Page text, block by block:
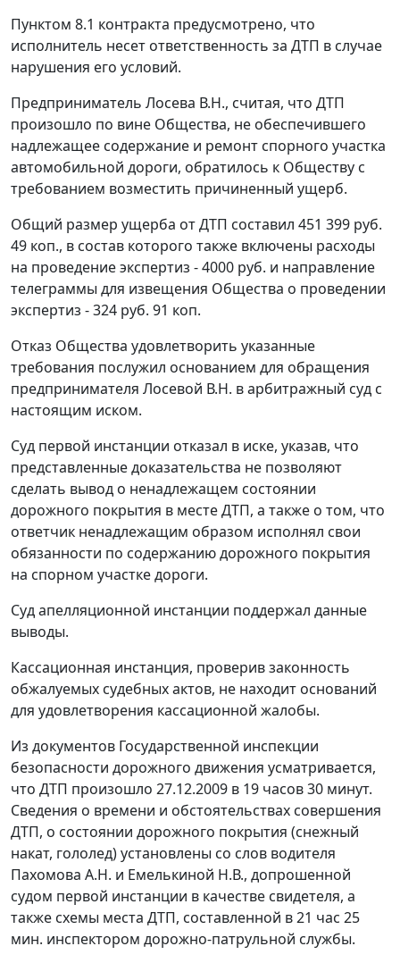
Пунктом 8.1 контракта предусмотрено, что
исполнитель несет ответственность за ДТП в случае
нарушения его условий.
Предприниматель Лосева В.Н., считая, что ДТП
произошло по вине Общества, не обеспечившего
надлежащее содержание и ремонт спорного участка
автомобильной дороги, обратилось к Обществу с
требованием возместить причиненный ущерб.
Общий размер ущерба от ДТП составил 451 399 руб.
49 коп., в состав которого также включены расходы
на проведение экспертиз - 4000 руб. и направление
телеграммы для извещения Общества о проведении
экспертиз - 324 руб. 91 коп.
Отказ Общества удовлетворить указанные
требования послужил основанием для обращения
предпринимателя Лосевой В.Н. в арбитражный суд с
настоящим иском.
Суд первой инстанции отказал в иске, указав, что
представленные доказательства не позволяют
сделать вывод о ненадлежащем состоянии
дорожного покрытия в месте ДТП, а также о том, что
ответчик ненадлежащим образом исполнял свои
обязанности по содержанию дорожного покрытия
на спорном участке дороги.
Суд апелляционной инстанции поддержал данные
выводы.
Кассационная инстанция, проверив законность
обжалуемых судебных актов, не находит оснований
для удовлетворения кассационной жалобы.
Из документов Государственной инспекции
безопасности дорожного движения усматривается,
что ДТП произошло 27.12.2009 в 19 часов 30 минут.
Сведения о времени и обстоятельствах совершения
ДТП, о состоянии дорожного покрытия (снежный
накат, гололед) установлены со слов водителя
Пахомова А.Н. и Емелькиной Н.В., допрошенной
судом первой инстанции в качестве свидетеля, а
также схемы места ДТП, составленной в 21 час 25
мин. инспектором дорожно-патрульной службы.